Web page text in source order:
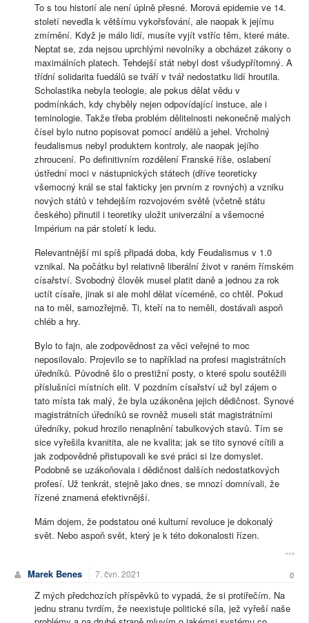
To s tou historií ale není úplně přesné. Morová epidemie ve 14.
století nevedla k většímu vykořsťování, ale naopak k jejímu
zmírnění. Když je málo lidí, musíte vyjít vstříc těm, které máte.
Neptat se, zda nejsou uprchlými nevolníky a obcházet zákony o
maximálních platech. Tehdejší stát nebyl dost všudypřítomný. A
třídní solidarita fuedálů se tváří v tvář nedostatku lidí hroutila.
Scholastika nebyla teologie, ale pokus dělat vědu v
podmínkách, kdy chyběly nejen odpovídající instuce, ale i
teminologie. Takže třeba problém dělitelnosti nekonečně malých
čísel bylo nutno popisovat pomocí andělů a jehel. Vrcholný
feudalismus nebyl produktem kontroly, ale naopak jejího
zhroucení. Po definitivním rozdělení Franské říše, oslabení
ústřední moci v nástupnických státech (dříve teoreticky
všemocný král se stal fakticky jen prvním z rovných) a vzniku
nových států v tehdejším rozvojovém světě (včetně státu
českého) přinutil i teoretiky uložit univerzální a všemocné
Impérium na pár století k ledu.
Relevantnější mi spíš připadá doba, kdy Feudalismus v 1.0
vznikal. Na počátku byl relativně liberální život v raném římském
císařství. Svobodný člověk musel platit daně a jednou za rok
uctít císaře, jinak si ale mohl dělat víceméně, co chtěl. Pokud
na to měl, samozřejmě. Ti, kteří na to neměli, dostávali aspoň
chléb a hry.
Bylo to fajn, ale zodpovědnost za věci veřejné to moc
neposilovalo. Projevilo se to například na profesi magistrátních
úředníků. Původně šlo o prestižní posty, o které spolu soutěžili
příslušníci místních elit. V pozdním císařství už byl zájem o
tato místa tak malý, že byla uzákoněna jejich dědičnost. Synové
magistrátních úředníků se rovněž museli stát magistrátními
úředníky, pokud hrozilo nenaplnění tabulkových stavů. Tím se
sice vyřešila kvanitita, ale ne kvalita; jak se tito synové cítili a
jak zodpovědně přistupovali ke své práci si lze domyslet.
Podobně se uzákoňovala i dědičnost dalších nedostatkových
profesí. Už tenkrát, stejně jako dnes, se mnozí domnívali, že
řízené znamená efektivnější.
Mám dojem, že podstatou oné kulturní revoluce je dokonalý
svět. Nebo aspoň svět, který je k této dokonalosti řízen.
Marek Benes 7. čvn. 2021 0
Z mých předchozích příspěvků to vypadá, že si protiřečím. Na
jednu stranu tvrdím, že neexistuje politické síla, jež vyřeší naše